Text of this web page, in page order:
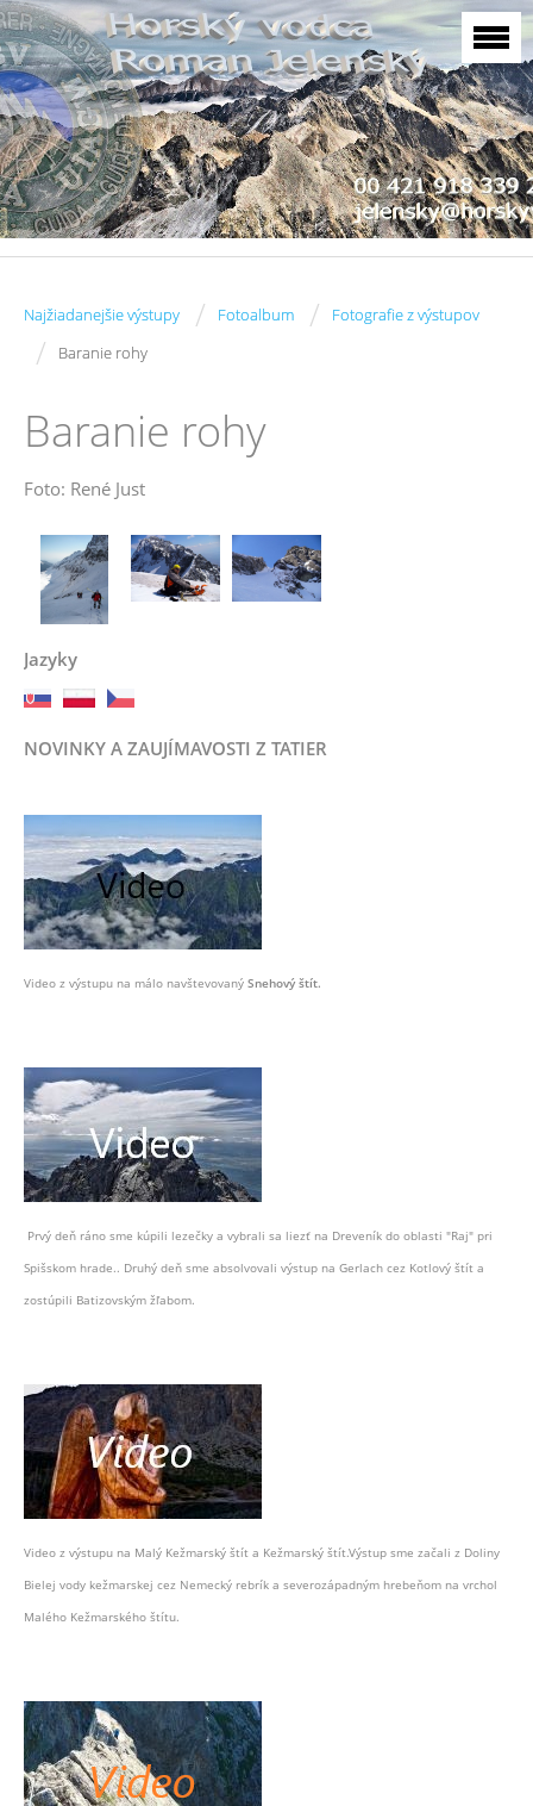
Najžiadanejšie výstupy / Fotoalbum / Fotografie z výstupov
/ Baranie rohy
Baranie rohy
Foto: René Just
Jazyky
NOVINKY A ZAUJÍMAVOSTI Z TATIER
Video z výstupu na málo navštevovaný Snehový štít.
Prvý deň ráno sme kúpili lezečky a vybrali sa liezť na Dreveník do oblasti "Raj" pri
Spišskom hrade.. Druhý deň sme absolvovali výstup na Gerlach cez Kotlový štít a
zostúpili Batizovským žľabom.
Video z výstupu na Malý Kežmarský štít a Kežmarský štít.Výstup sme začali z Doliny
Bielej vody kežmarskej cez Nemecký rebrík a severozápadným hrebeňom na vrchol
Malého Kežmarského štítu.